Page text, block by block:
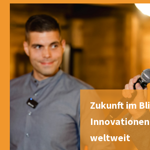
Zukunft im Blick –
Innovationen für
weltweit